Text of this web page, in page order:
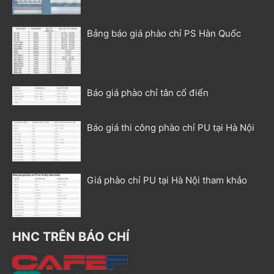
Bảng báo giá phào chỉ PS Hàn Quốc
Báo giá phào chỉ tân cổ điển
Báo giá thi công phào chỉ PU tại Hà Nội
Giá phào chỉ PU tại Hà Nội tham khảo
HNC TRÊN BÁO CHÍ